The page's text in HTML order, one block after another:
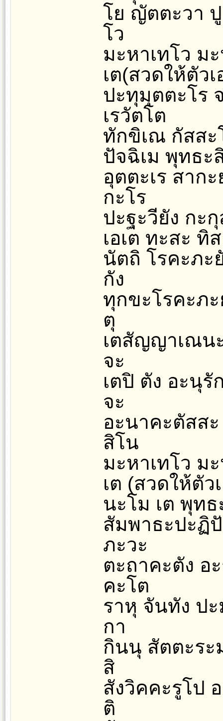
โย ญัตตะวา
โว
มะหาเทโว ม
เต(สวดให้ตัวเ
ปะทุมุตตะโร
เรวัตโต
ทักขิเณ กัสสะ
ปัจฉิเม พุทธะ
อุตตะเร สาก
กะโร
ปะฐะวียัง กะ
เอเต ทะสะ
นัตถิ โรคะภะ
กัง
ทุกขะโรคะภ
ตุ
เตสัญญาเณน
จะ
เตปิ ตัง อะนุรั
จะ
อะนาคะตัสส
สิโน
มะหาเทโว ม
เต (สวดให้ตัว
นะโม เต พุท
สัมพาธะปะฏิ
ภะวะ
ตะถาคะตัง อ
คะโต
ราหุ จันทัง ป
กา
กินนุ สัตตะระ
สิ
สังวิคคะรูโป
ติ